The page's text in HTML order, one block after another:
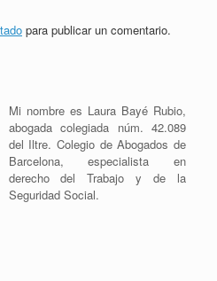
para publicar un comentario.
Mi nombre es Laura Bayé Rubio,
abogada colegiada núm. 42.089
del Iltre. Colegio de Abogados de
Barcelona, especialista en
derecho del Trabajo y de la
Seguridad Social.